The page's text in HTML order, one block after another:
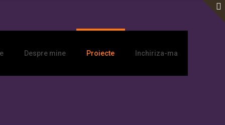
Despre mine Proiecte Inchiriza-ma